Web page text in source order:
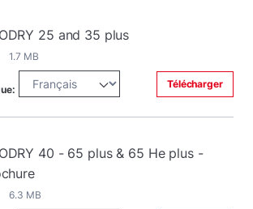
25 and 35 plus
1.7 MB
Télécharger
40 - 65 plus & 65 He plus -
6.3 MB